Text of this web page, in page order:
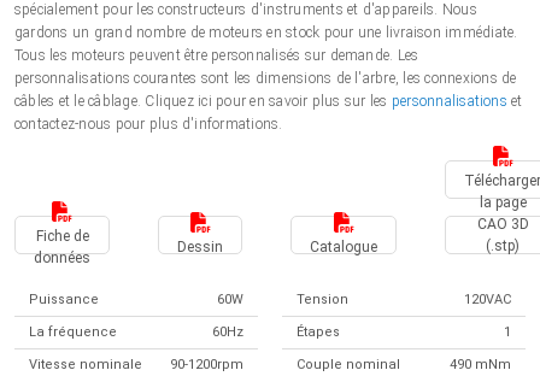
Svenska (SEK)
spécialement pour les constructeurs d'instruments et d'appareils. Nous
gardons un grand nombre de moteurs en stock pour une livraison immédiate.
Tous les moteurs peuvent être personnalisés sur demande. Les
personnalisations courantes sont les dimensions de l'arbre, les connexions de
câbles et le câblage. Cliquez ici pour en savoir plus sur les personnalisationset
contactez-nous pour plus d'informations.
Télécharger
la page
Fiche de
données
Dessin Catalogue
CAO 3D
(.stp)
Puissance 60W Tension 120VAC
La fréquence 60Hz Étapes 1
Vitesse nominale 90-1200rpm Couple nominal 490 mNm